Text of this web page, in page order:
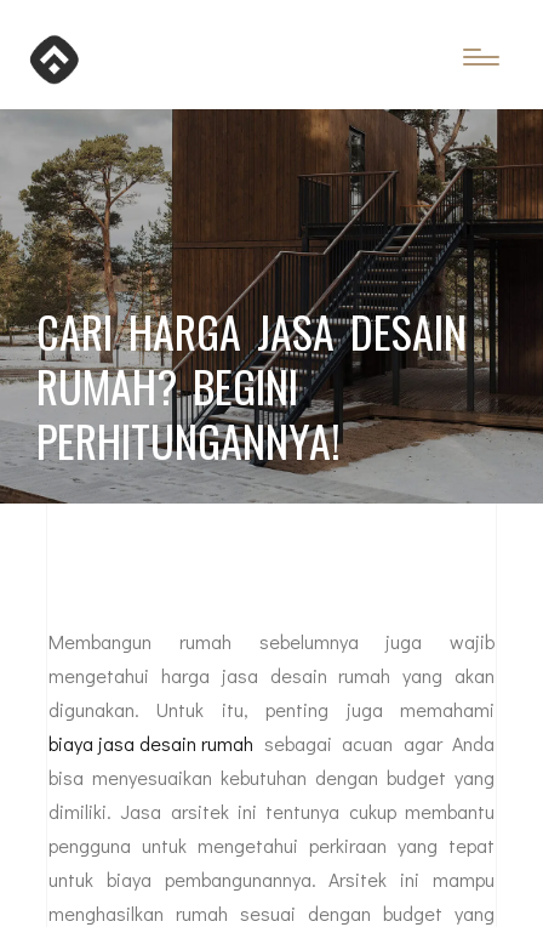
CARI HARGA JASA DESAIN
RUMAH? BEGINI
PERHITUNGANNYA!
Membangun rumah sebelumnya juga wajib
mengetahui harga jasa desain rumah yang akan
digunakan. Untuk itu, penting juga memahami
biaya jasa desain rumah sebagai acuan agar Anda
bisa menyesuaikan kebutuhan dengan budget yang
dimiliki. Jasa arsitek ini tentunya cukup membantu
pengguna untuk mengetahui perkiraan yang tepat
untuk biaya pembangunannya. Arsitek ini mampu
menghasilkan rumah sesuai dengan budget yang